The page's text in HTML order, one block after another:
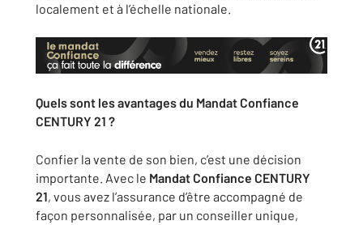
localement et à l’échelle nationale.
Quels sont les avantages du Mandat Confiance
CENTURY 21 ?
Confier la vente de son bien, c’est une décision
importante. Avec le Mandat Confiance CENTURY
21, vous avez l’assurance d’être accompagné de
façon personnalisée, par un conseiller unique,